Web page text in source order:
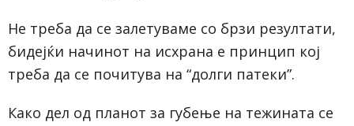
Не треба да се залетуваме со брзи резултати,
бидејќи начинот на исхрана е принцип кој
треба да се почитува на “долги патеки”.
Како дел од планот за губење на тежината се